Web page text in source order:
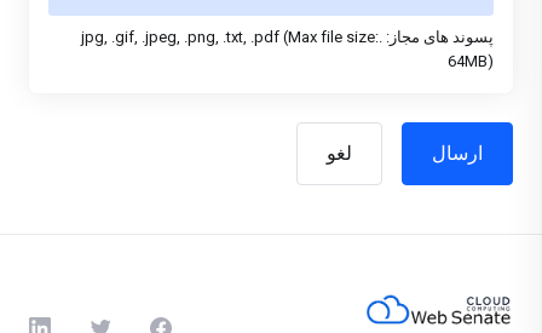
پسوند های مجاز: .jpg, .gif, .jpeg, .png, .txt, .pdf (Max file size:
64MB)
لغو